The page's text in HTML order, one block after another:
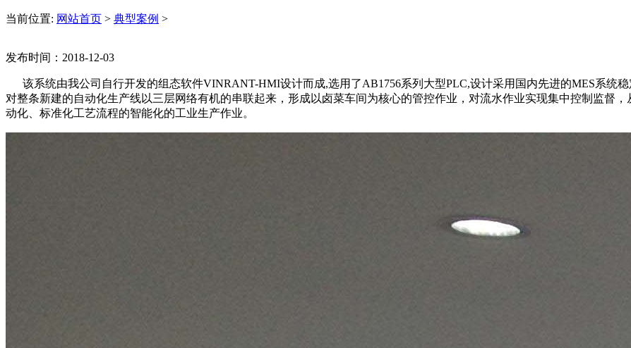
当前位置: 网站首页 > 典型案例 >
发布时间：2018-12-03
该系统由我公司自行开发的组态软件VINRANT-HMI设计而成,选用了AB1756系列大型PLC,设计采用国内先进的MES系统
对整条新建的自动化生产线以三层网络有机的串联起来，形成以卤菜车间为核心的管控作业，对流水作业实现集中控制监督
动化、标准化工艺流程的智能化的工业生产作业。